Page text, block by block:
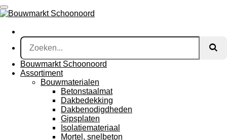
Ga
direct
de
hoofdinhoud
Bouwmarkt Schoonoord
Assortiment
Bouwmaterialen
Betonstaalmat
Dakbedekking
Dakbenodigdheden
Gipsplaten
Isolatiemateriaal
Mortel, snelbeton